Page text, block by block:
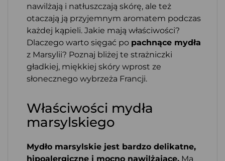
nawilżają i natłuszczają skórę, ale też
otaczają ją przyjemnym aromatem podczas
każdej kąpieli. Jakie mają właściwości?
Dlaczego warto sięgać po pachnące mydła
z Marsylii? Poznaj bliżej te strażniczki
gładkiej, miękkiej skóry wprost ze
słonecznego wybrzeża Francji.
Właściwości mydła
marsylskiego
Mydło marsylskie jest bardzo delikatne,
hipoalergiczne i mocno nawilżające. Ma